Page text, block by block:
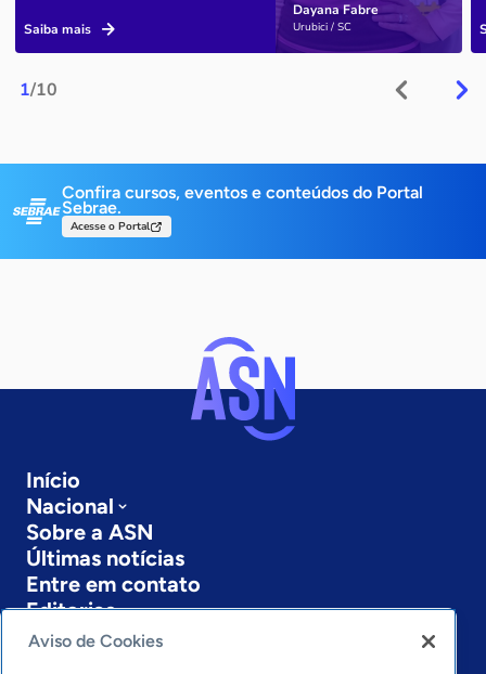
1/10
Dayana Fabre
Urubici / SC
Saiba mais
Confira cursos, eventos e conteúdos do Portal
Sebrae.
Acesse o Portal
Início
Nacional
Sobre a ASN
Últimas notícias
Entre em contato
Editorias
Economia & Política
Aviso de Cookies